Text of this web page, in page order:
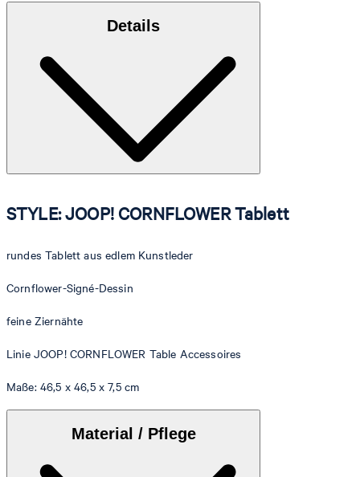
Details
STYLE: JOOP! CORNFLOWER Tablett
rundes Tablett aus edlem Kunstleder
Cornflower-Signé-Dessin
feine Ziernähte
Linie JOOP! CORNFLOWER Table Accessoires
Maße: 46,5 x 46,5 x 7,5 cm
Material / Pflege